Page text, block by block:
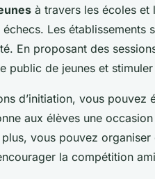
à travers les écoles
Les établissements
En proposant des
public de jeunes et
d’initiation, vous
aux élèves une
plus, vous pouvez
la compétition